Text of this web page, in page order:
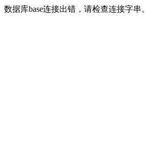
数据库base连接出错，请检查连接字串。